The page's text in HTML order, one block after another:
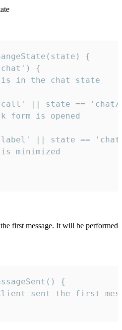
{
{
in the chat state
|| state ==
form is opened
|| state ==
minimized
first message. It will be performed
{
sent the first